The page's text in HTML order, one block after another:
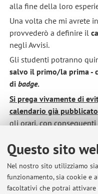
Questo sito
Nel nostro sito utilizziamo
funzionamento, sia cookie e
facoltativi che potrai
alla fine della loro
Una volta che mi avrete
provvederò a definire il
negli Avvisi.
Gli studenti potranno
salvo il primo/la prima -
di badge.
Si prega vivamente di
calendario già pubblicato
gli orari, con
Pubblicato il: 04 maggio